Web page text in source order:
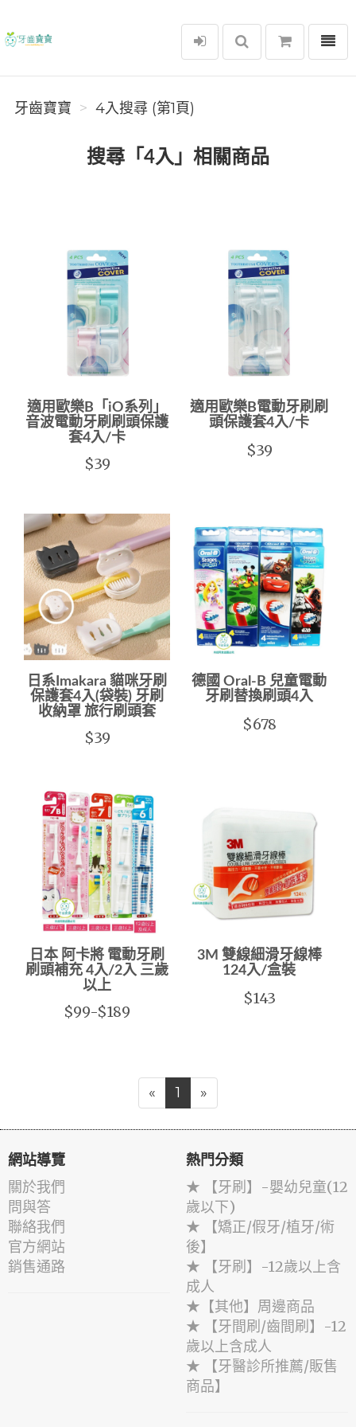
牙齒寶寶
選單
牙齒寶寶 4入搜尋 (第1頁)
搜尋「4入」相關商品
適用歐樂B「iO系列」
音波電動牙刷刷頭保護
套4入/卡
$39
適用歐樂B電動牙刷刷
頭保護套4入/卡
$39
日系Imakara 貓咪牙刷
保護套4入(袋裝) 牙刷
收納罩 旅行刷頭套
$39
德國 Oral-B 兒童電動
牙刷替換刷頭4入
$678
日本 阿卡將 電動牙刷
刷頭補充 4入/2入 三歲
以上
$99-$189
3M 雙線細滑牙線棒
124入/盒裝
$143
« 1 »
網站導覽
關於我們
問與答
聯絡我們
官方網站
銷售通路
熱門分類
★ 【牙刷】-嬰幼兒童(12
歲以下)
★ 【矯正/假牙/植牙/術
後】
★ 【牙刷】-12歲以上含
成人
★【其他】周邊商品
★ 【牙間刷/齒間刷】-12
歲以上含成人
★ 【牙醫診所推薦/販售
商品】